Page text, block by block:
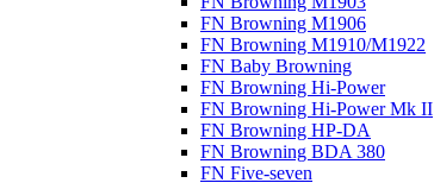
FN Browning M1906
FN Browning M1910/M1922
FN Baby Browning
FN Browning Hi-Power
FN Browning Hi-Power Mk II
FN Browning HP-DA
FN Browning BDA 380
FN Five-seven